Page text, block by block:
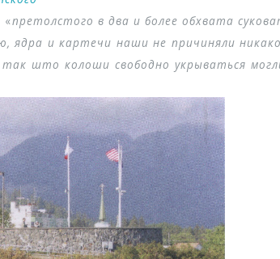
«претолстого в два и более обхвата
ядра и картечи наши не причиняли
што колоши свободно укрываться